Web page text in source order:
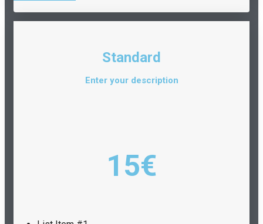
Standard
Enter your description
15€